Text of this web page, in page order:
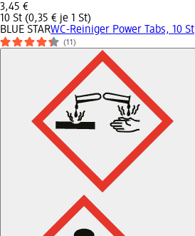
3,45 €
10 St (0,35 € je 1 St)
BLUE STARWC-Reiniger Power Tabs, 10 St
(11)